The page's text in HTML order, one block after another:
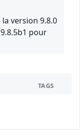
la version 9.8.0
pour
TAGS